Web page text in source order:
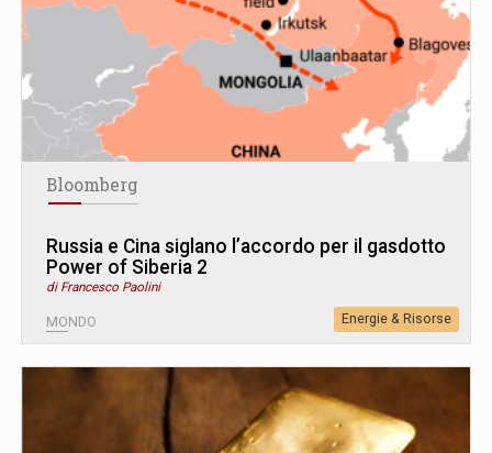
Bloomberg
Russia e Cina siglano l’accordo per il gasdotto
Power of Siberia 2
di Francesco Paolini
MONDO Energie & Risorse